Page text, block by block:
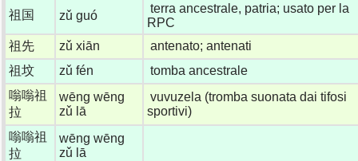
祖国 zǔ guó
terra ancestrale, patria; usato per la
RPC
祖先
zǔ xiān
antenato; antenati
祖坟
zǔ fén
tomba ancestrale
嗡嗡祖
拉
wēng wēng
zǔ lā
vuvuzela (tromba suonata dai tifosi
sportivi)
嗡嗡祖
拉
wēng wēng
zǔ lā